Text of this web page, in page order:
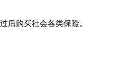
后购买社会各类保险。